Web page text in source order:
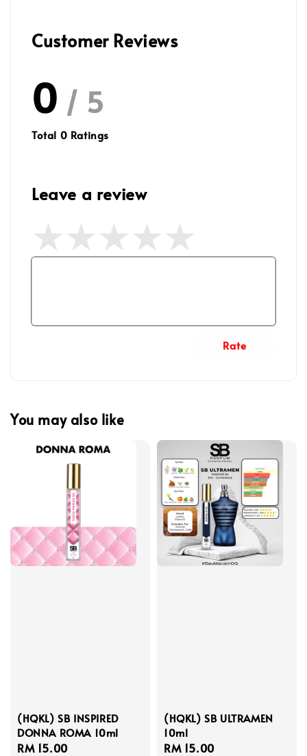
Customer Reviews
0 / 5
Total 0 Ratings
Leave a review
Rate
You may also like
(HQKL) SB INSPIRED
DONNA ROMA 10ml
Regular
RM 15.00
(HQKL) SB ULTRAMEN
10ml
Regular
RM 15.00